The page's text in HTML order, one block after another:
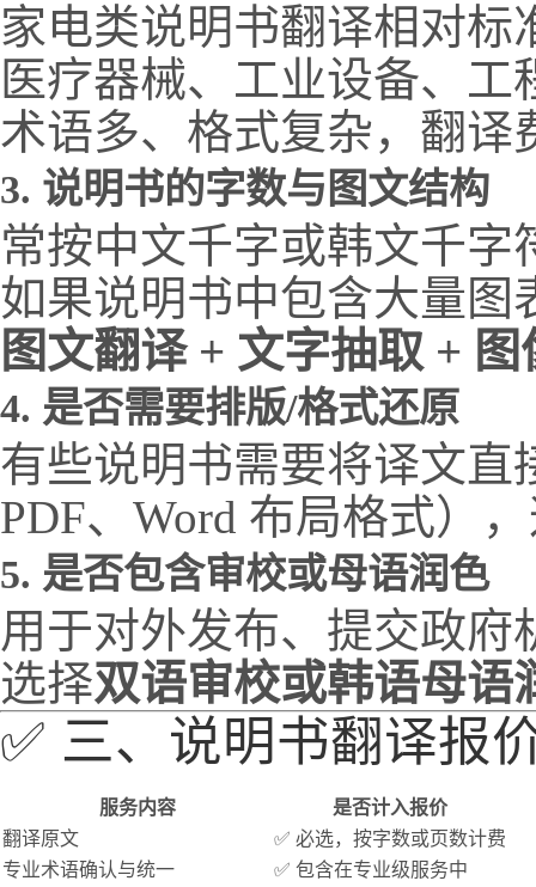
家电类说明书翻译相对标
医疗器械、工业设备、
术语多、格式复杂，翻译
3. 说明书的字数与图文结构
常按中文千字或韩文千字
如果说明书中包含大量图
图文翻译 + 文字抽取 +
4. 是否需要排版/格式还原
有些说明书需要将译文直
PDF、Word 布局格式）
5. 是否包含审校或母语润色
用于对外发布、提交政
选择双语审校或韩语母语
✅ 三、说明书翻译报
服务内容
是否计入报价
翻译原文
✅ 必选，按字数或页数计费
专业术语确认与统一
✅ 包含在专业级服务中